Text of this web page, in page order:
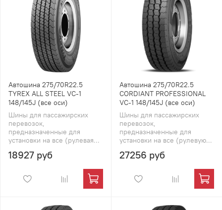
Автошина 275/70R22.5
TYREX ALL STEEL VC-1
148/145J (все оси)
Шины для пассажирских
перевозок,
предназначенные для
установки на все (рулевая...
18927 руб
Автошина 275/70R22.5
CORDIANT PROFESSIONAL
VC-1 148/145J (все оси)
Шины для пассажирских
перевозок,
предназначенные для
установки на все (рулевую...
27256 руб